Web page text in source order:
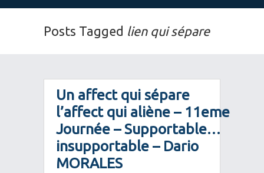
Posts Tagged lien qui sépare
Un affect qui sépare
l’affect qui aliène – 11eme
Journée – Supportable…
insupportable – Dario
MORALES